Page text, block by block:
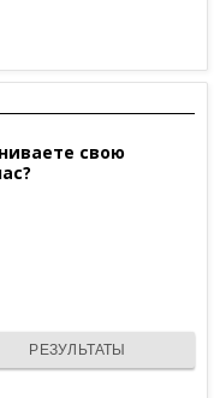
свою
РЕЗУЛЬТАТЫ